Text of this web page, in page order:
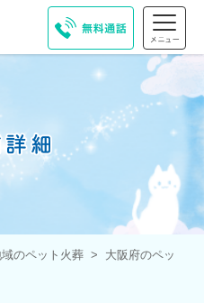
のペット火葬
大阪府のペッ